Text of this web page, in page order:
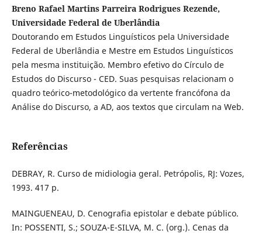
Breno Rafael Martins Parreira Rodrigues Rezende,
Universidade Federal de Uberlândia
Doutorando em Estudos Linguísticos pela Universidade
Federal de Uberlândia e Mestre em Estudos Linguísticos
pela mesma instituição. Membro efetivo do Círculo de
Estudos do Discurso - CED. Suas pesquisas relacionam o
quadro teórico-metodológico da vertente francófona da
Análise do Discurso, a AD, aos textos que circulam na Web.
Referências
DEBRAY, R. Curso de midiologia geral. Petrópolis, RJ: Vozes,
1993. 417 p.
MAINGUENEAU, D. Cenografia epistolar e debate público.
In: POSSENTI, S.; SOUZA-E-SILVA, M. C. (org.). Cenas da